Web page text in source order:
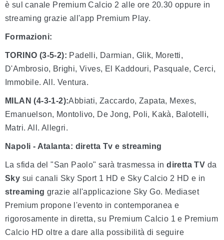
è sul canale Premium Calcio 2 alle ore 20.30 oppure in
streaming grazie all'app Premium Play.
Formazioni:
TORINO (3-5-2): Padelli, Darmian, Glik, Moretti,
D'Ambrosio, Brighi, Vives, El Kaddouri, Pasquale, Cerci,
Immobile. All. Ventura.
MILAN (4-3-1-2):Abbiati, Zaccardo, Zapata, Mexes,
Emanuelson, Montolivo, De Jong, Poli, Kakà, Balotelli,
Matri. All. Allegri.
Napoli - Atalanta: diretta Tv e streaming
La sfida del "San Paolo" sarà trasmessa indiretta TV da
Sky sui canali Sky Sport 1 HD e Sky Calcio 2 HD e in
streaming grazie all'applicazione Sky Go. Mediaset
Premium propone l'evento in contemporanea e
rigorosamente in diretta, su Premium Calcio 1 e Premium
Calcio HD oltre a dare alla possibilità di seguire